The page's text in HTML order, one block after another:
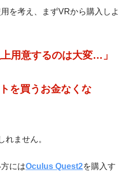
を考え、まずVRから購入しよ
用意するのは大変…」
を買うお金なくな
れません。
にはOculus Quest2を購入す